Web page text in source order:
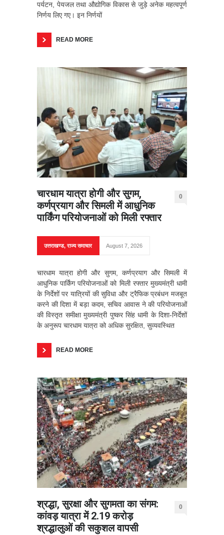
पर्यटन, पेयजल तथा औद्योगिक विकास से जुड़े अनेक महत्वपूर्ण
निर्णय लिए गए। इन निर्णयों
READ MORE
चारधाम यात्रा होगी और सुगम,
कर्णप्रयाग और सिमली में आधुनिक
पार्किंग परियोजनाओं को मिली रफ्तार
0
उत्तराखण्ड,राज्य समाचार August 7, 2026
चारधाम यात्रा होगी और सुगम, कर्णप्रयाग और सिमली में
आधुनिक पार्किंग परियोजनाओं को मिली रफ्तार मुख्यमंत्री धामी
के निर्देशों पर यात्रियों की सुविधा और ट्रैफिक प्रबंधन मजबूत
करने की दिशा में बड़ा कदम, सचिव आवास ने की परियोजनाओं
की विस्तृत समीक्षा मुख्यमंत्री पुष्कर सिंह धामी के दिशा-निर्देशों
के अनुरूप चारधाम यात्रा को अधिक सुरक्षित, सुव्यवस्थित
READ MORE
श्रद्धा, सुरक्षा और सुगमता का संगम:
कांवड़ यात्रा में 2.19 करोड़
श्रद्धालुओं की सकुशल वापसी
0